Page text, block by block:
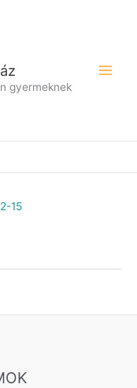
gyermeknek
15